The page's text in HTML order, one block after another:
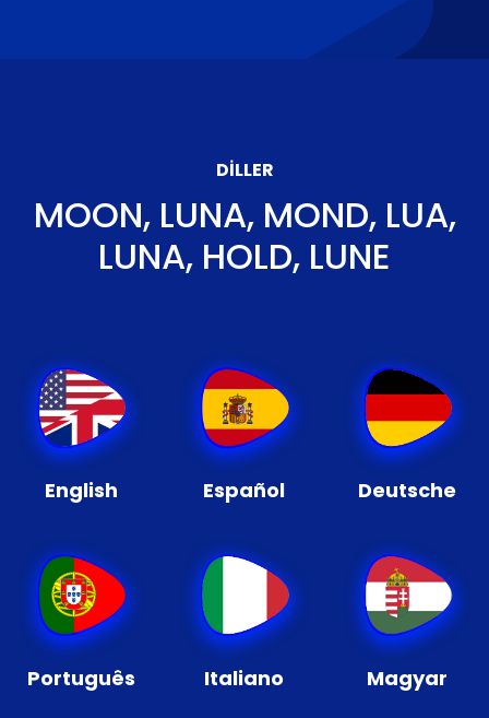
DILLER
MOON, LUNA, MOND, LUA,
LUNA, HOLD, LUNE
English Español Deutsche
Português Italiano Magyar